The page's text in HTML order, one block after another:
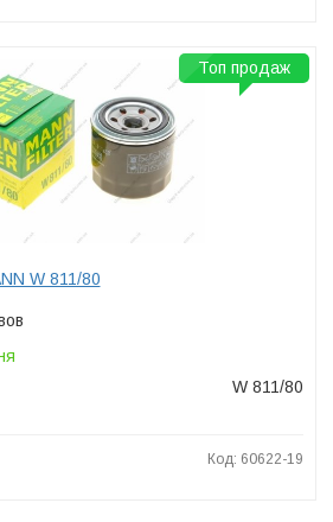
W 811/80
W 811/80
Код: 60622-19
Топ продаж